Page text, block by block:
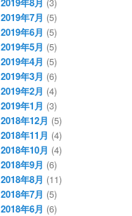
2019年7月 (5)
2019年6月 (5)
2019年5月 (5)
2019年4月 (5)
2019年3月 (6)
2019年2月 (4)
2019年1月 (3)
2018年12月 (5)
2018年11月 (4)
2018年10月 (4)
2018年9月 (6)
2018年8月 (11)
2018年7月 (5)
2018年6月 (6)